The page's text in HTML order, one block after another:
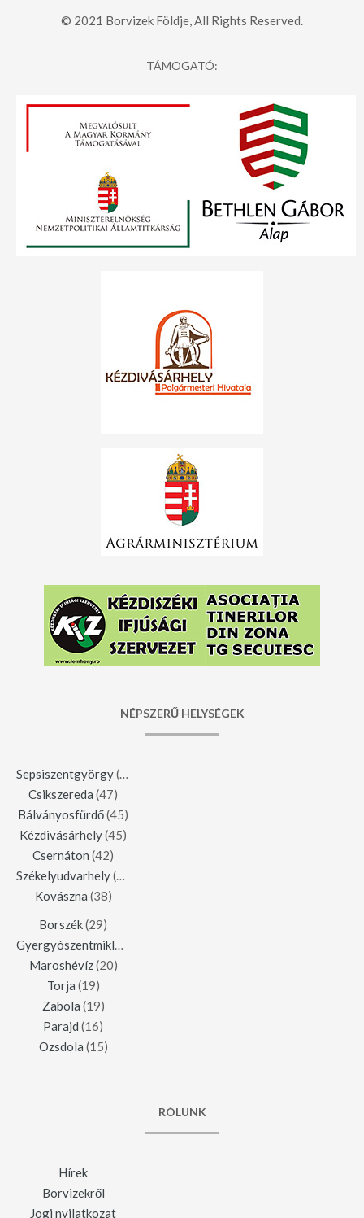
© 2021 Borvizek Földje, All Rights Reserved.
TÁMOGATÓ:
NÉPSZERŰ HELYSÉGEK
Sepsiszentgyörgy(123)
Csikszereda (47)
Bálványosfürdő(45)
Kézdivásárhely(45)
Csernáton (42)
Székelyudvarhely(42)
Kovászna (38)
Borszék(29)
Maroshévíz(20)
Torja (19)
Zabola (19)
Parajd (16)
Ozsdola (15)
RÓLUNK
Hírek
Borvizekről
Jogi nyilatkozat